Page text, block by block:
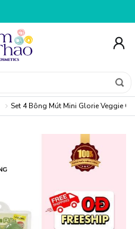
Set 4 Bông Mút Mini Glorie Veggie